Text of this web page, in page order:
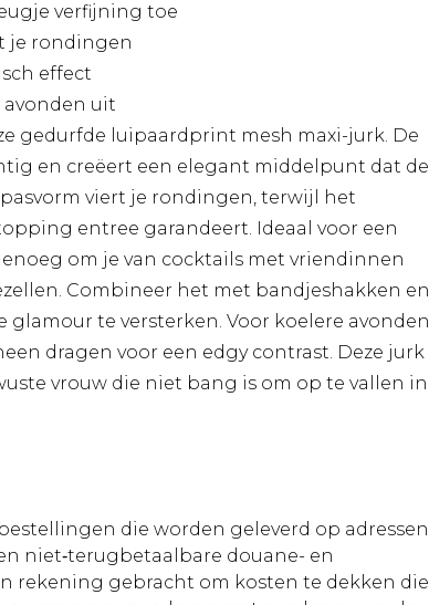
verfijning toe
je rondingen
effect
avonden uit
gedurfde luipaardprint mesh maxi-jurk. De
en creëert een elegant middelpunt dat de
viert je rondingen, terwijl het
entree garandeert. Ideaal voor een
om je van cocktails met vriendinnen
Combineer het met bandjeshakken en
te versterken. Voor koelere avonden
dragen voor een edgy contrast. Deze jurk
vrouw die niet bang is om op te vallen in
die worden geleverd op adressen
niet‑terugbetaalbare douane- en
rekening gebracht om kosten te dekken die